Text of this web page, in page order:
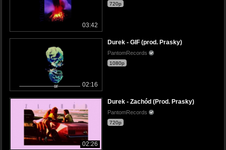
03:42
720p
02:16
Durek - GIF (prod. Prasky)
PantomRecords
1080p
02:26
Durek - Zachód (Prod. Prasky)
PantomRecords
720p